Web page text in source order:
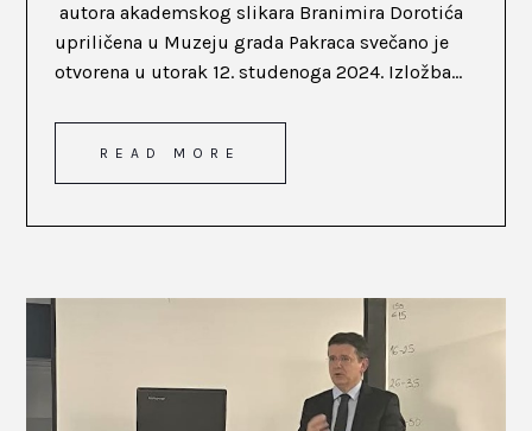
autora akademskog slikara Branimira Dorotića
upriličena u Muzeju grada Pakraca svečano je
otvorena u utorak 12. studenoga 2024. Izložba...
READ MORE